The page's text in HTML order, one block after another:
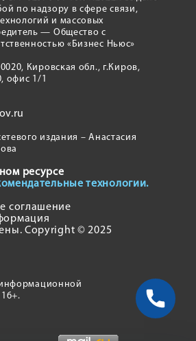
по надзору в сфере связи,
и массовых
— Общество с
«Бизнес Ньюс»
Кировская обл., г.Киров,
офис 1/1
издания – Анастасия
ресурсе
технологии.
соглашение
Copyright © 2025